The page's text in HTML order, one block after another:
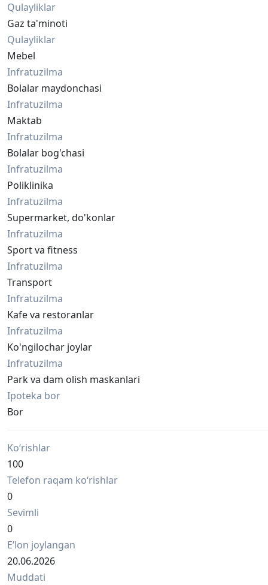
Qulayliklar
Gaz ta'minoti
Qulayliklar
Mebel
Infratuzilma
Bolalar maydonchasi
Infratuzilma
Maktab
Infratuzilma
Bolalar bog'chasi
Infratuzilma
Poliklinika
Infratuzilma
Supermarket, do'konlar
Infratuzilma
Sport va fitness
Infratuzilma
Transport
Infratuzilma
Kafe va restoranlar
Infratuzilma
Ko'ngilochar joylar
Infratuzilma
Park va dam olish maskanlari
Ipoteka bor
Bor
Ko‘rishlar
100
Telefon raqam ko‘rishlar
0
Sevimli
0
Eʼlon joylangan
20.06.2026
Muddati